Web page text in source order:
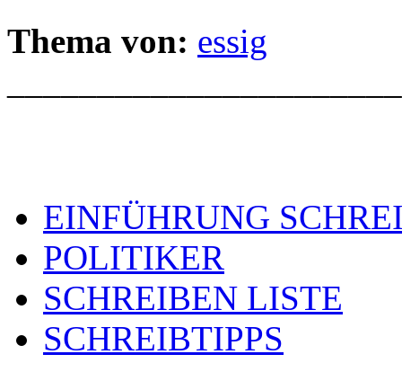
Thema von: essig
EINFÜHRUNG
POLITIKER
SCHREIBEN LISTE
SCHREIBTIPPS